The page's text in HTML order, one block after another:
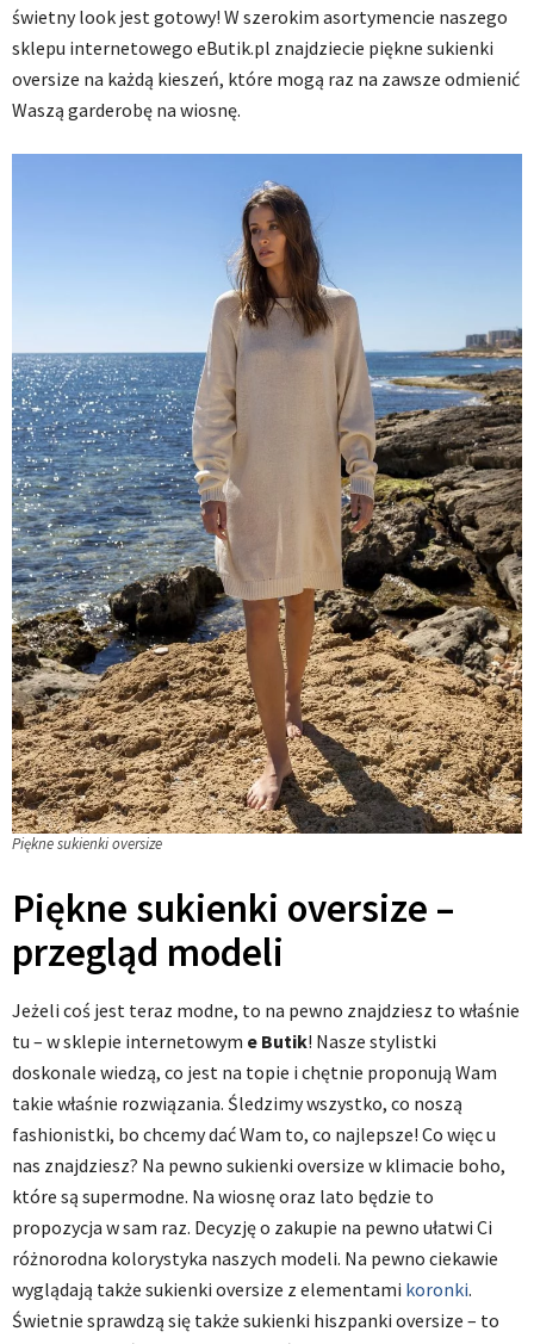
świetny look jest gotowy! W szerokim asortymencie naszego
sklepu internetowego eButik.pl znajdziecie piękne sukienki
oversize na każdą kieszeń, które mogą raz na zawsze odmienić
Waszą garderobę na wiosnę.
Piękne sukienki oversize
Piękne sukienki oversize –
przegląd modeli
Jeżeli coś jest teraz modne, to na pewno znajdziesz to właśnie
tu – w sklepie internetowym e Butik! Nasze stylistki
doskonale wiedzą, co jest na topie i chętnie proponują Wam
takie właśnie rozwiązania. Śledzimy wszystko, co noszą
fashionistki, bo chcemy dać Wam to, co najlepsze! Co więc u
nas znajdziesz? Na pewno sukienki oversize w klimacie boho,
które są supermodne. Na wiosnę oraz lato będzie to
propozycja w sam raz. Decyzję o zakupie na pewno ułatwi Ci
różnorodna kolorystyka naszych modeli. Na pewno ciekawie
wyglądają także sukienki oversize z elementami koronki.
Świetnie sprawdzą się także sukienki hiszpanki oversize – to